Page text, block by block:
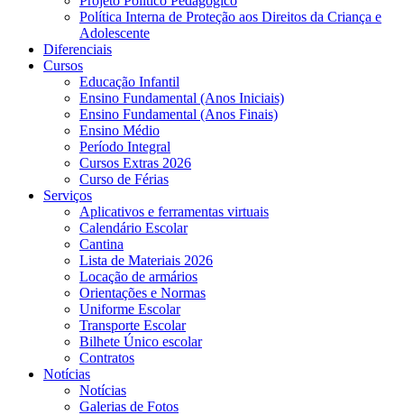
Política Interna de Proteção aos Direitos da Criança e
Adolescente
Diferenciais
Cursos
Educação Infantil
Ensino Fundamental (Anos Iniciais)
Ensino Fundamental (Anos Finais)
Ensino Médio
Período Integral
Cursos Extras 2026
Curso de Férias
Serviços
Aplicativos e ferramentas virtuais
Calendário Escolar
Cantina
Lista de Materiais 2026
Locação de armários
Orientações e Normas
Uniforme Escolar
Transporte Escolar
Bilhete Único escolar
Contratos
Notícias
Notícias
Galerias de Fotos